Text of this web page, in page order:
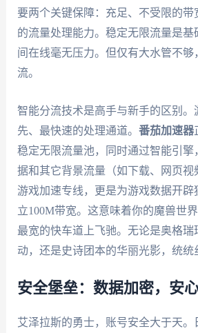
要两个关键保障：充足、不受限的带
的流量处理能力。稳定无限流量是基
间在线毫无压力。但仅有大水管不够
流。
智能分流技术是高手与新手的区别。
先、最快速的处理通道。 番茄加速器
稳定无限流量池，同时通过智能引擎
据和其它背景流量（如下载、网页视
游戏加速专线，更是为游戏数据开辟
立100M带宽。这意味着你的魔兽世
最宽的快车道上飞驰。无论是奥格瑞
动，还是史诗团本的华丽光影，统统
安全堡垒：数据加密，安
艾泽拉斯的勇士，账号安全大于天。